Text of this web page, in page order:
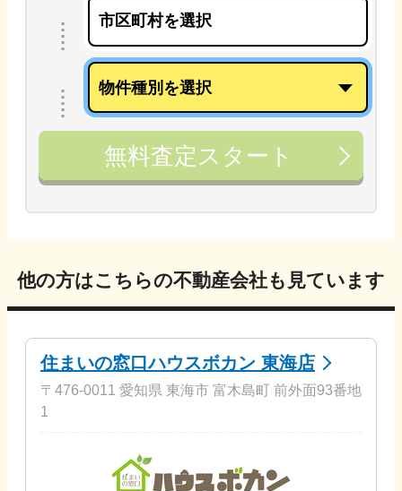
無料査定スタート
他の方はこちらの不動産会社も見ています
住まいの窓口ハウスボカン 東海店
〒476-0011 愛知県 東海市 富木島町 前外面93番地
1